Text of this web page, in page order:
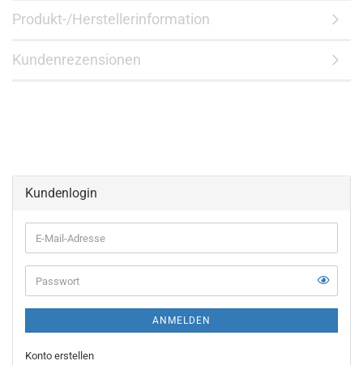
Produkt-/Herstellerinformation
Kundenrezensionen
Kundenlogin
E-
Mail-
Adresse
ANMELDEN
Konto erstellen